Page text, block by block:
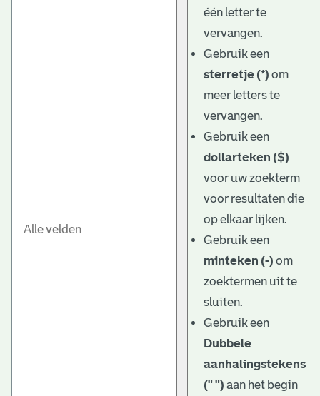
één letter te
vervangen.
Gebruik een
sterretje (*) om
meer letters te
vervangen.
Gebruik een
dollarteken ($)
voor uw zoekterm
voor resultaten die
op elkaar lijken.
Gebruik een
minteken (-) om
zoektermen uit te
sluiten.
Gebruik een
Dubbele
aanhalingstekens
(" ") aan het begin